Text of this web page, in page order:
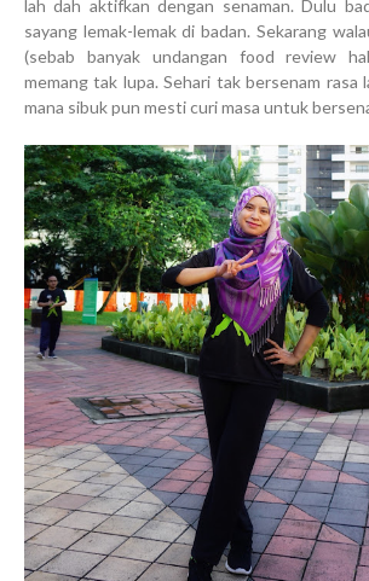
lah dah aktifkan dengan senaman. Dulu
sayang lemak-lemak di badan. Sekarang
(sebab banyak undangan food review
memang tak lupa. Sehari tak bersenam rasa
mana sibuk pun mesti curi masa untuk